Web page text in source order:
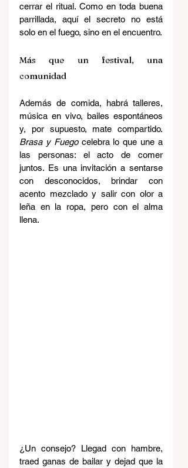
cerrar el ritual. Como en toda buena
parrillada, aquí el secreto no está
solo en el fuego, sino en el encuentro.
Más que un festival, una
comunidad
Además de comida, habrá talleres,
música en vivo, bailes espontáneos
Brasa y Fuego celebra lo que une a
las personas: el acto de comer
juntos. Es una invitación a sentarse
con desconocidos, brindar con
acento mezclado y salir con olor a
leña en la ropa, pero con el alma
llena.
¿Un consejo? Llegad con hambre,
traed ganas de bailar y dejad que la